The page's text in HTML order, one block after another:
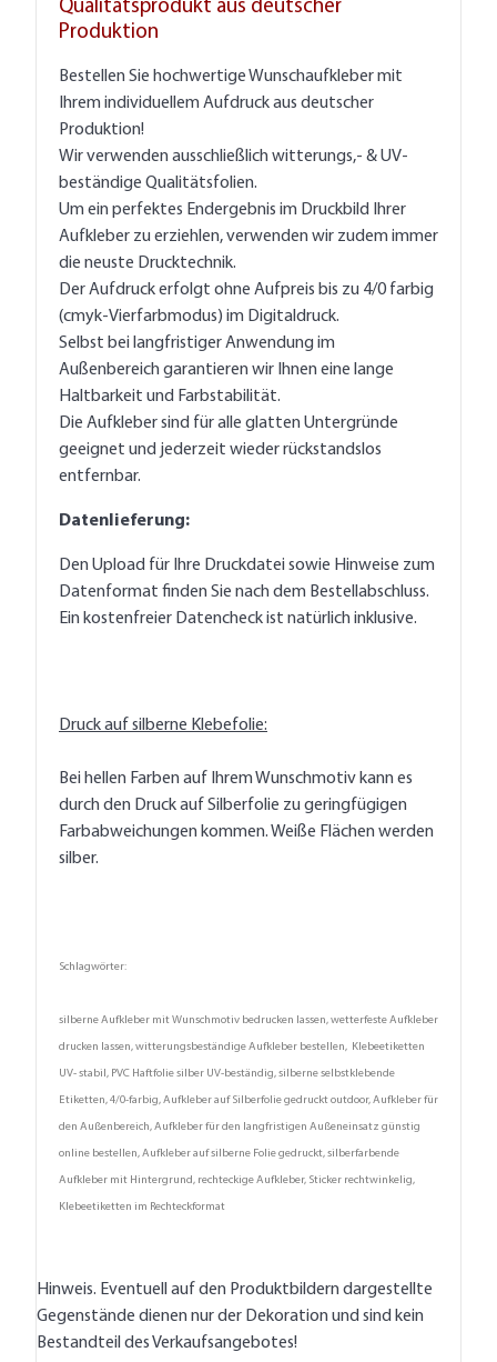
Qualitätsprodukt aus deutscher
Produktion
Bestellen Sie hochwertige Wunschaufkleber mit
Ihrem individuellem Aufdruck aus deutscher
Produktion!
Wir verwenden ausschließlich witterungs,- & UV-
beständige Qualitätsfolien.
Um ein perfektes Endergebnis im Druckbild Ihrer
Aufkleber zu erziehlen, verwenden wir zudem immer
die neuste Drucktechnik.
Der Aufdruck erfolgt ohne Aufpreis bis zu 4/0 farbig
(cmyk-Vierfarbmodus) im Digitaldruck.
Selbst bei langfristiger Anwendung im
Außenbereich garantieren wir Ihnen eine lange
Haltbarkeit und Farbstabilität.
Die Aufkleber sind für alle glatten Untergründe
geeignet und jederzeit wieder rückstandslos
entfernbar.
Datenlieferung:
Den Upload für Ihre Druckdatei sowie Hinweise zum
Datenformat finden Sie nach dem Bestellabschluss.
Ein kostenfreier Datencheck ist natürlich inklusive.
Druck auf silberne Klebefolie:
Bei hellen Farben auf Ihrem Wunschmotiv kann es
durch den Druck auf Silberfolie zu geringfügigen
Farbabweichungen kommen. Weiße Flächen werden
silber.
Schlagwörter:
silberne Aufkleber mit Wunschmotiv bedrucken lassen, wetterfeste Aufkleber
drucken lassen, witterungsbeständige Aufkleber bestellen, Klebeetiketten
UV- stabil, PVC Haftfolie silber UV-beständig, silberne selbstklebende
Etiketten, 4/0-farbig, Aufkleber auf Silberfolie gedruckt outdoor, Aufkleber für
den Außenbereich, Aufkleber für den langfristigen Außeneinsatz günstig
online bestellen, Aufkleber auf silberne Folie gedruckt, silberfarbende
Aufkleber mit Hintergrund, rechteckige Aufkleber, Sticker rechtwinkelig,
Klebeetiketten im Rechteckformat
Hinweis. Eventuell auf den Produktbildern dargestellte
Gegenstände dienen nur der Dekoration und sind kein
Bestandteil des Verkaufsangebotes!